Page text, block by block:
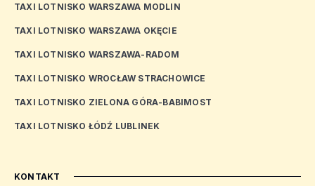
TAXI LOTNISKO WARSZAWA MODLIN
TAXI LOTNISKO WARSZAWA OKĘCIE
TAXI LOTNISKO WARSZAWA-RADOM
TAXI LOTNISKO WROCŁAW STRACHOWICE
TAXI LOTNISKO ZIELONA GÓRA-BABIMOST
TAXI LOTNISKO ŁÓDŹ LUBLINEK
KONTAKT